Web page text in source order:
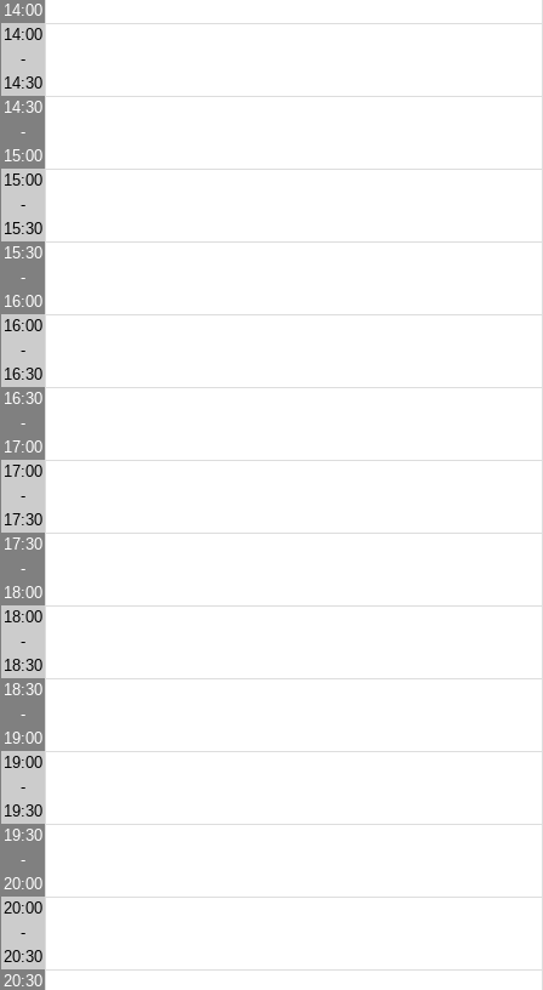
14:00
14:00
-
14:30
14:30
-
15:00
15:00
-
15:30
15:30
-
16:00
16:00
-
16:30
16:30
-
17:00
17:00
-
17:30
17:30
-
18:00
18:00
-
18:30
18:30
-
19:00
19:00
-
19:30
19:30
-
20:00
20:00
-
20:30
20:30